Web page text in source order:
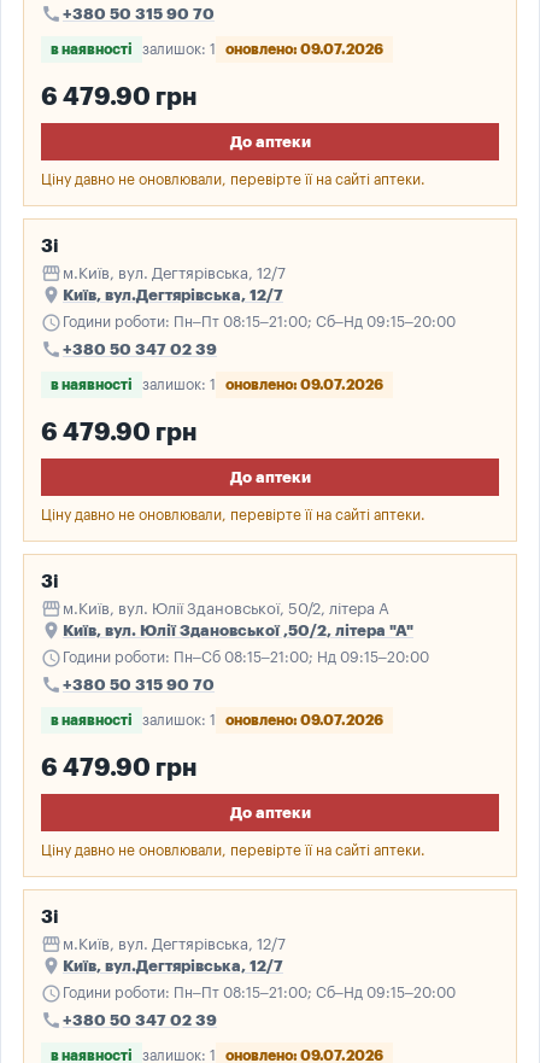
call +380 50 315 90 70
в наявності залишок: 1 оновлено: 09.07.2026
6 479.90 грн
До аптеки
Ціну давно не оновлювали, перевірте її на сайті аптеки.
3і
storefront м.Київ, вул. Дегтярівська, 12/7
place Київ, вул.Дегтярівська, 12/7
schedule Години роботи: Пн–Пт 08:15–21:00; Сб–Нд 09:15–20:00
call +380 50 347 02 39
в наявності залишок: 1 оновлено: 09.07.2026
6 479.90 грн
До аптеки
Ціну давно не оновлювали, перевірте її на сайті аптеки.
3і
storefront м.Київ, вул. Юлії Здановської, 50/2, літера А
place Київ, вул. Юлії Здановської ,50/2, літера "А"
schedule Години роботи: Пн–Сб 08:15–21:00; Нд 09:15–20:00
call +380 50 315 90 70
в наявності залишок: 1 оновлено: 09.07.2026
6 479.90 грн
До аптеки
Ціну давно не оновлювали, перевірте її на сайті аптеки.
3і
storefront м.Київ, вул. Дегтярівська, 12/7
place Київ, вул.Дегтярівська, 12/7
schedule Години роботи: Пн–Пт 08:15–21:00; Сб–Нд 09:15–20:00
call +380 50 347 02 39
в наявності залишок: 1 оновлено: 09.07.2026